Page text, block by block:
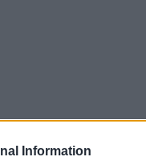
Information